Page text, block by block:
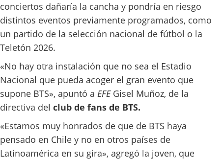
conciertos dañaría la cancha y pondría en riesgo
distintos eventos previamente programados, como
un partido de la selección nacional de fútbol o la
Teletón 2026.
«No hay otra instalación que no sea el Estadio
Nacional que pueda acoger el gran evento que
supone BTS», apuntó a EFEGisel Muñoz, de la
directiva del club de fans de BTS.
«Estamos muy honrados de que de BTS haya
pensado en Chile y no en otros países de
Latinoamérica en su gira», agregó la joven, que